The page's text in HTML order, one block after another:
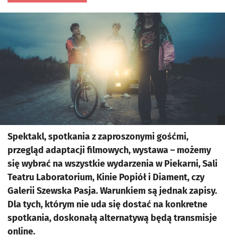
Spektakl, spotkania z zaproszonymi gośćmi,
przegląd adaptacji filmowych, wystawa – możemy
się wybrać na wszystkie wydarzenia w Piekarni, Sali
Teatru Laboratorium, Kinie Popiół i Diament, czy
Galerii Szewska Pasja. Warunkiem są jednak zapisy.
Dla tych, którym nie uda się dostać na konkretne
spotkania, doskonałą alternatywą będą transmisje
online.